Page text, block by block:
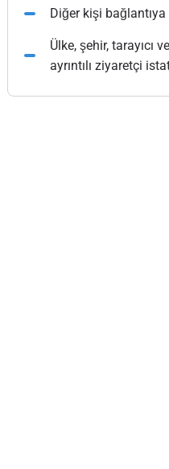
Diğer kişi
Ülke, şehir, tarayıcı
ayrıntılı ziyaretçi